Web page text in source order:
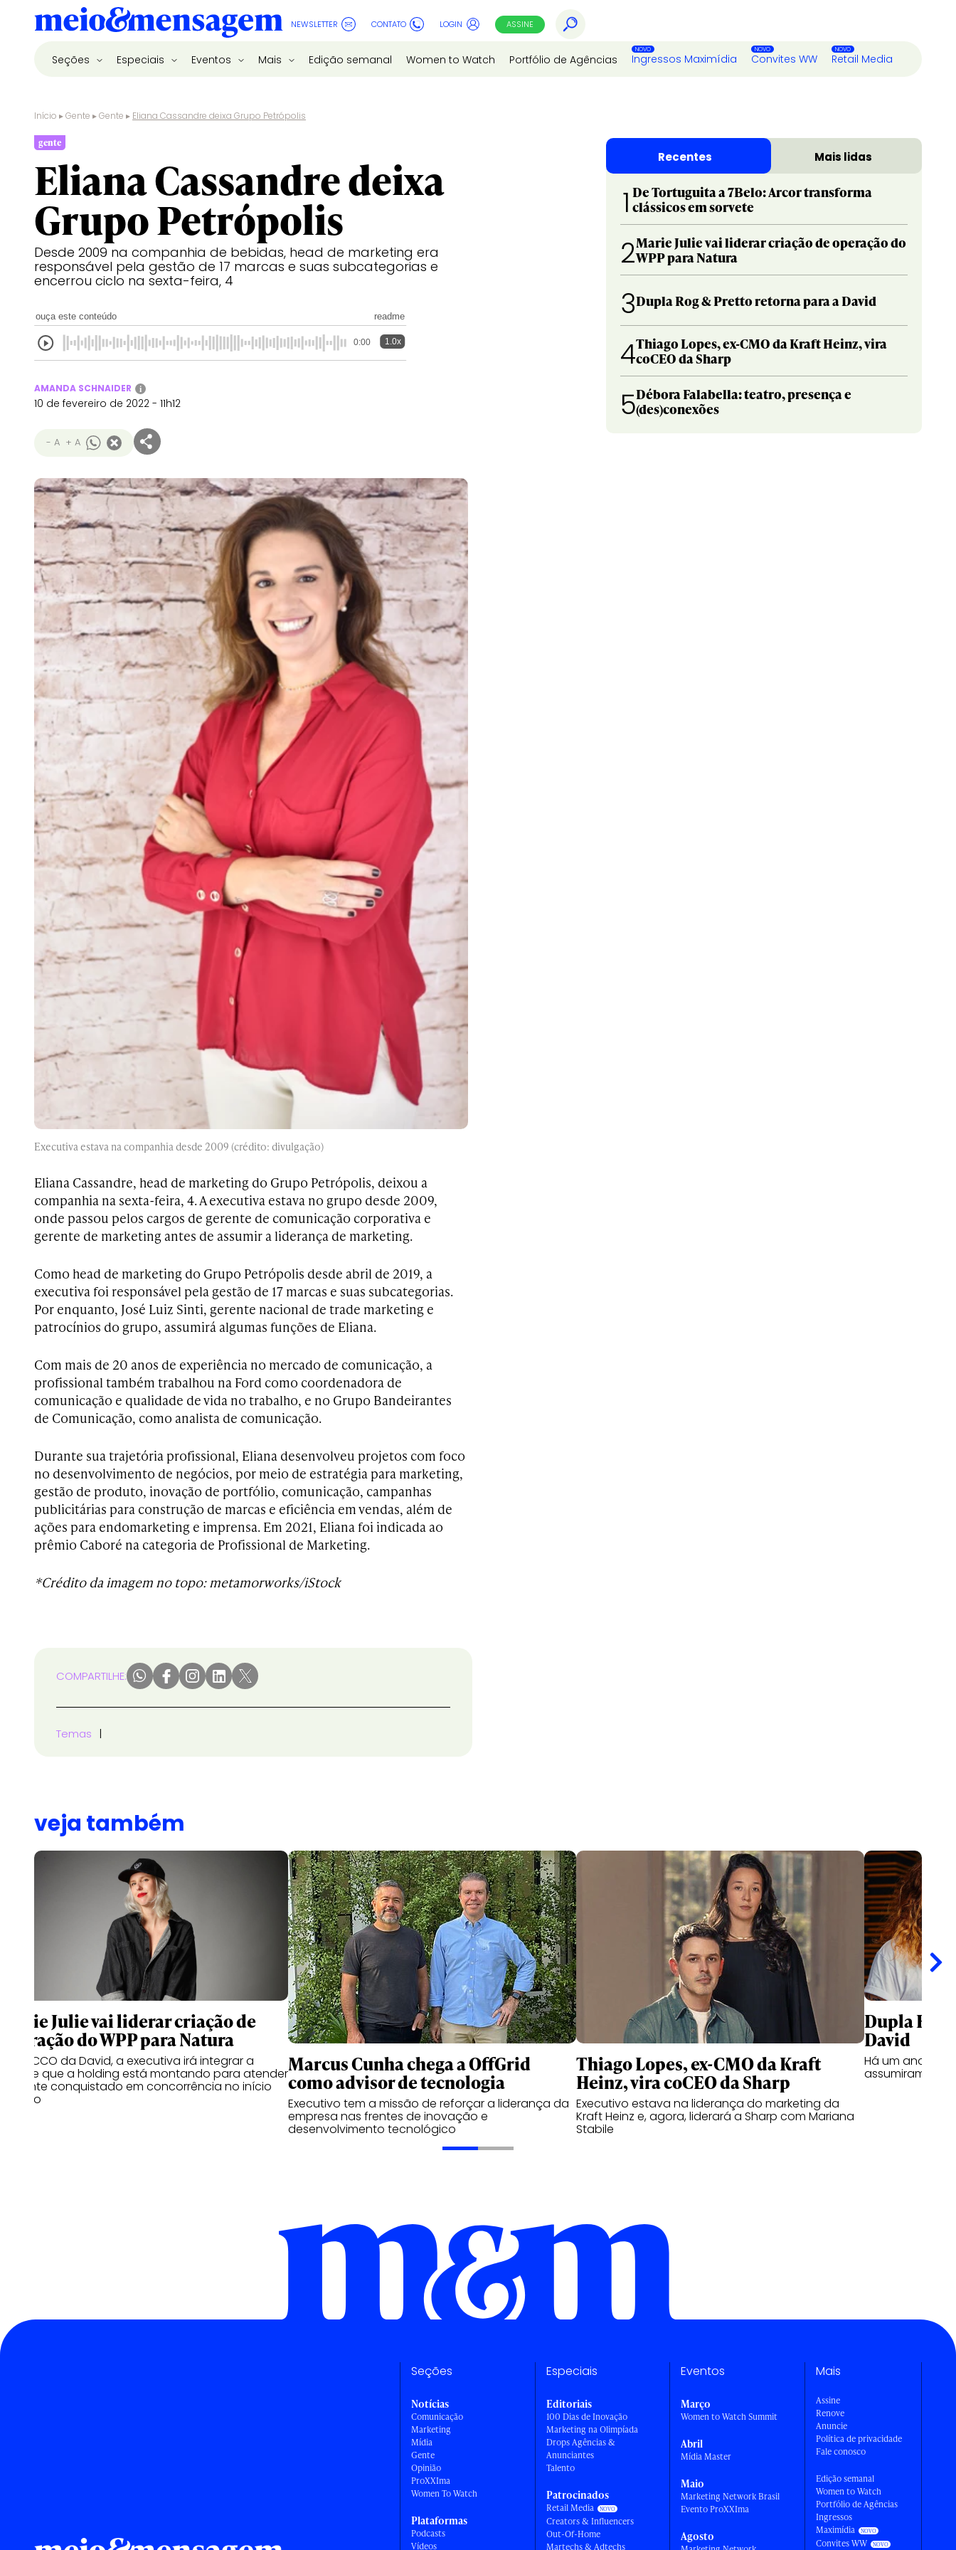
NEWSLETTER CONTATO LOGIN ASSINE
Seções Especiais Eventos Mais Edição semanal Women to Watch Portfólio de Agências Ingressos Maximídia Convites WW Retail Media
Início ▸Gente ▸Gente ▸ Eliana Cassandre deixa Grupo Petrópolis
gente
Eliana Cassandre deixa
Grupo Petrópolis
Desde 2009 na companhia de bebidas, head de marketing era
responsável pela gestão de 17 marcas e suas subcategorias e
encerrou ciclo na sexta-feira, 4
ouça este conteúdo readme
0:00 1.0x
AMANDA SCHNAIDER i
10 de fevereiro de 2022 - 11h12
- A + A
Executiva estava na companhia desde 2009 (crédito: divulgação)
Eliana Cassandre, head de marketing do Grupo Petrópolis, deixou a
companhia na sexta-feira, 4. A executiva estava no grupo desde 2009,
onde passou pelos cargos de gerente de comunicação corporativa e
gerente de marketing antes de assumir a liderança de marketing.
Como head de marketing do Grupo Petrópolis desde abril de 2019, a
executiva foi responsável pela gestão de 17 marcas e suas subcategorias.
Por enquanto, José Luiz Sinti, gerente nacional de trade marketing e
patrocínios do grupo, assumirá algumas funções de Eliana.
Com mais de 20 anos de experiência no mercado de comunicação, a
profissional também trabalhou na Ford como coordenadora de
comunicação e qualidade de vida no trabalho, e no Grupo Bandeirantes
de Comunicação, como analista de comunicação.
Durante sua trajetória profissional, Eliana desenvolveu projetos com foco
no desenvolvimento de negócios, por meio de estratégia para marketing,
gestão de produto, inovação de portfólio, comunicação, campanhas
publicitárias para construção de marcas e eficiência em vendas, além de
ações para endomarketing e imprensa. Em 2021, Eliana foi indicada ao
prêmio Caboré na categoria de Profissional de Marketing.
*Crédito da imagem no topo: metamorworks/iStock
COMPARTILHE:
Temas
Recentes Mais lidas
1 De Tortuguita a 7Belo: Arcor transforma
clássicos em sorvete
2Marie Julie vai liderar criação de operação do
WPP para Natura
3Dupla Rog & Pretto retorna para a David
4Thiago Lopes, ex-CMO da Kraft Heinz, vira
coCEO da Sharp
5Débora Falabella: teatro, presença e
(des)conexões
veja também
Marie Julie vai liderar criação de
operação do WPP para Natura
Atual CCO da David, a executiva irá integrar a
equipe que a holding está montando para atender
o cliente conquistado em concorrência no início
do ano
Marcus Cunha chega a OffGrid
como advisor de tecnologia
Executivo tem a missão de reforçar a liderança da
empresa nas frentes de inovação e
desenvolvimento tecnológico
Thiago Lopes, ex-CMO da Kraft
Heinz, vira coCEO da Sharp
Executivo estava na liderança do marketing da
Kraft Heinz e, agora, liderará a Sharp com Mariana
Stabile
Dupla Rog
David
Há um ano,
assumiram
Seções
Notícias
Comunicação
Marketing
Mídia
Gente
Opinião
ProXXIma
Women To Watch
Plataformas
Podcasts
Vídeos
Especiais
Editoriais
100 Dias de Inovação
Marketing na Olimpíada
Drops Agências &
Anunciantes
Talento
Patrocinados
Retail Media
Creators & Influencers
Out-Of-Home
Martechs & Adtechs
Eventos
Março
Women to Watch Summit
Abril
Mídia Master
Maio
Marketing Network Brasil
Evento ProXXIma
Agosto
Mais
Assine
Renove
Anuncie
Política de privacidade
Fale conosco
Edição semanal
Women to Watch
Portfólio de Agências
Ingressos
Maximídia
Convites WW